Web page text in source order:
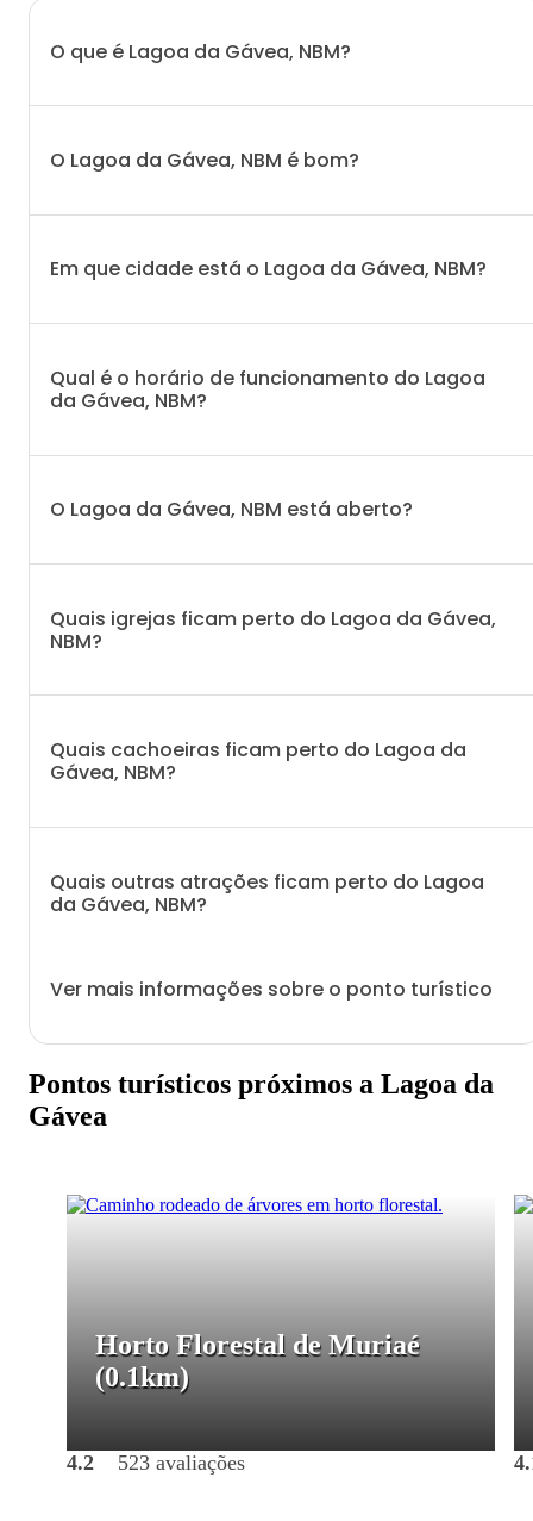
O que é Lagoa da Gávea, NBM?
O Lagoa da Gávea, NBM é bom?
Em que cidade está o Lagoa da Gávea, NBM?
Qual é o horário de funcionamento do Lagoa
da Gávea, NBM?
O Lagoa da Gávea, NBM está aberto?
Quais igrejas ficam perto do Lagoa da Gávea,
NBM?
Quais cachoeiras ficam perto do Lagoa da
Gávea, NBM?
Quais outras atrações ficam perto do Lagoa
da Gávea, NBM?
Ver mais informações sobre o ponto turístico
Pontos turísticos próximos a Lagoa da
Gávea
Horto Florestal de Muriaé
(0.1km)
4.2 523 avaliações